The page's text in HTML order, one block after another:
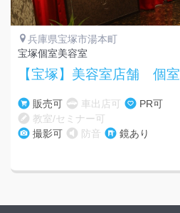
兵庫県宝塚市湯本町
宝塚個室美容室
【宝塚】美容室店舗 個室
販売可 車出店可
PR可
教室/セミナー可
撮影可
防音 鏡あり